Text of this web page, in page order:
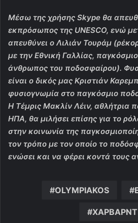
Μέσω της χρήσης Skype θα
εκπρόσωπος της UNESCO, ενώ
απευθύνει ο Λιλιάν Τουράμ
με την Εθνική Γαλλίας,
άνθρωπος του ποδοσφαίρου).
είναι ο δικός μας Κριστιάν
φυσιογνωμία στο παγκόσμιο
Η Τέμρις Μακλίν Λέιν, αθλήτρια
ΗΠΑ, θα μιλήσει επίσης για το
στην κοινωνία της
τον τρόπο με τον οποίο το
ενώσει και να φέρει κοντά τους
OLYMPIAKOS
ΧΑΡΒΑΡΝΤ